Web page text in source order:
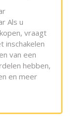
Als u
vraagt
inschakelen
van een
hebben,
en meer